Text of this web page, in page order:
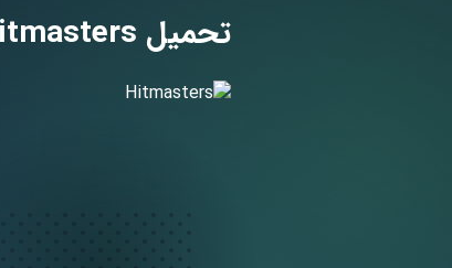
تحميل Hitmasters مهكرة لـ Android